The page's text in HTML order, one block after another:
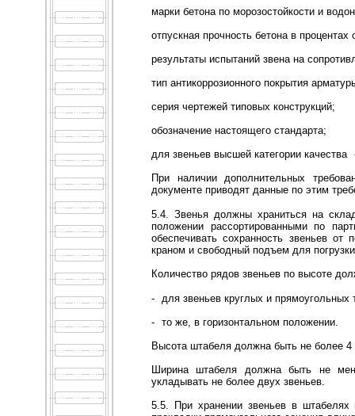
марки бетона по морозостойкости и
отпускная прочность бетона в
результаты испытаний звена на
тип антикоррозионного покрытия
серия чертежей типовых конструкций;
обозначение настоящего стандарта;
для звеньев высшей категории качества
При наличии дополнительных
документе приводят данные по этим
5.4. Звенья должны храниться на
положении рассортированными по
обеспечивать сохранность звеньев
краном и свободный подъем для
Количество рядов звеньев по высоте
- для звеньев круглых и
- то же, в горизонтальном положении.
Высота штабеля должна быть не более
Ширина штабеля должна быть не
укладывать не более двух звеньев.
5.5. При хранении звеньев в штабелях